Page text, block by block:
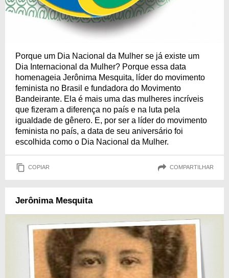
Porque um Dia Nacional da Mulher se já existe um
Dia Internacional da Mulher? Porque essa data
homenageia Jerônima Mesquita, líder do movimento
feminista no Brasil e fundadora do Movimento
Bandeirante. Ela é mais uma das mulheres incríveis
que fizeram a diferença no país e na luta pela
igualdade de gênero. E, por ser a líder do movimento
feminista no país, a data de seu aniversário foi
escolhida como o Dia Nacional da Mulher.
COPIAR COMPARTILHAR
Jerônima Mesquita